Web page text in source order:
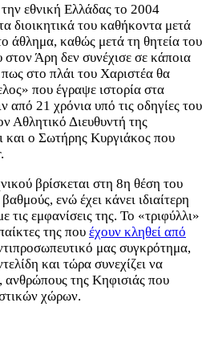
εθνική Ελλάδας το 2004
διοικητικά του καθήκοντα μετά
άθλημα, καθώς μετά τη θητεία του
Άρη δεν συνέχισε σε κάποια
στο πλάι του Χαριστέα θα
που έγραψε ιστορία στα
από 21 χρόνια υπό τις οδηγίες του
Αθλητικό Διευθυντή της
και ο Σωτήρης Κυργιάκος που
βρίσκεται στη 8η θέση του
ενώ έχει κάνει ιδιαίτερη
εμφανίσεις της. Το «τριφύλλι»
της που έχουν κληθεί από
μας συγκρότημα,
και τώρα συνεχίζει να
ανθρώπους της Κηφισιάς που
χώρων.